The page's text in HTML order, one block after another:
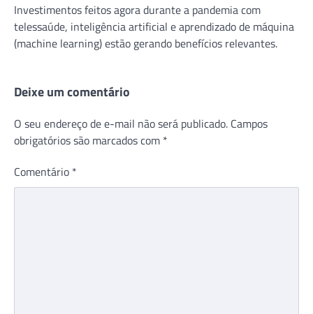
Investimentos feitos agora durante a pandemia com
telessaúde, inteligência artificial e aprendizado de máquina
(machine learning) estão gerando benefícios relevantes.
Deixe um comentário
O seu endereço de e-mail não será publicado. Campos
obrigatórios são marcados com *
Comentário *